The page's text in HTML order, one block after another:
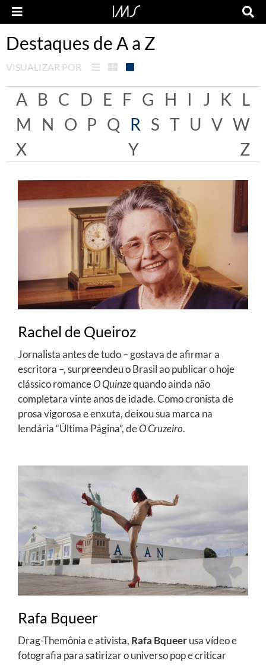
Destaques de A a Z
VISUALIZAR POR
A B C D E F G H I J K L
M
N O P Q R S T U V W
X
Y Z
Rachel de Queiroz
Jornalista antes de tudo – gostava de afirmar a
escritora –, surpreendeu o Brasil ao publicar o hoje
clássico romanceO Quinzequando ainda não
completara vinte anos de idade. Como cronista de
prosa vigorosa e enxuta, deixou sua marca na
lendária “Última Página”, deO Cruzeiro.
Rafa Bqueer
Drag-Themônia e ativista, Rafa Bqueerusa vídeo e
fotografia para satirizar o universo pop e criticar